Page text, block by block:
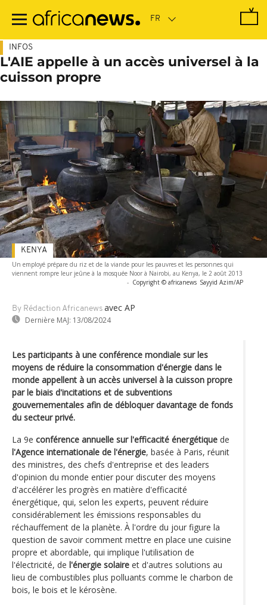
contenu
INFOS
L'AIE appelle à un accès universel à la
cuisson propre
Un employé prépare du riz et de la viande pour les pauvres et les personnes qui
viennent rompre leur jeûne à la mosquée Noor à Nairobi, au Kenya, le 2 août 2013
- Copyright © africanews Sayyid Azim/AP
By Rédaction Africanews avec AP
Dernière MAJ: 13/08/2024
KENYA
Les participants à une conférence mondiale sur les
moyens de réduire la consommation d'énergie dans le
monde appellent à un accès universel à la cuisson propre
par le biais d'incitations et de subventions
gouvernementales afin de débloquer davantage de fonds
du secteur privé.
La 9e conférence annuelle sur l'efficacité énergétique de
l'Agence internationale de l'énergie, basée à Paris, réunit
des ministres, des chefs d'entreprise et des leaders
d'opinion du monde entier pour discuter des moyens
d'accélérer les progrès en matière d'efficacité
énergétique, qui, selon les experts, peuvent réduire
considérablement les émissions responsables du
réchauffement de la planète. À l'ordre du jour figure la
question de savoir comment mettre en place une cuisine
propre et abordable, qui implique l'utilisation de
l'électricité, de l'énergie solaire et d'autres solutions au
lieu de combustibles plus polluants comme le charbon de
bois, le bois et le kérosène.